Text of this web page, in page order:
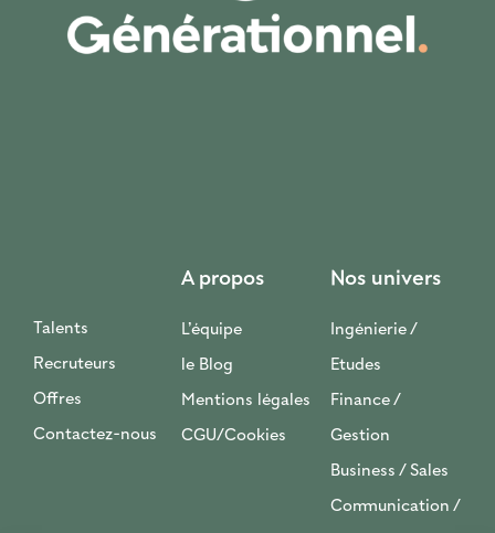
Talents
Recruteurs
Offres
Contactez-nous
A propos
L’équipe
le Blog
Mentions légales
CGU/Cookies
Nos univers
Ingénierie /
Etudes
Finance /
Gestion
Business / Sales
Communication /